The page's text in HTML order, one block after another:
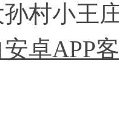
孙村小王
卓APP